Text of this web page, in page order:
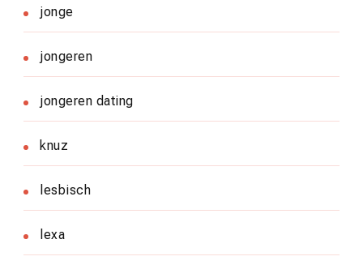
jonge
jongeren
jongeren dating
knuz
lesbisch
lexa